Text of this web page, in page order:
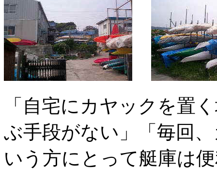
「自宅にカヤックを置
ぶ手段がない」「毎回
いう方にとって艇庫は